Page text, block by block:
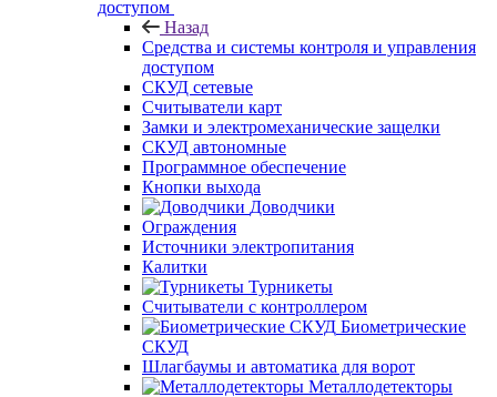
доступом
Назад
Средства и системы контроля и управления
доступом
СКУД сетевые
Считыватели карт
Замки и электромеханические защелки
СКУД автономные
Программное обеспечение
Кнопки выхода
Доводчики
Ограждения
Источники электропитания
Калитки
Турникеты
Считыватели с контроллером
Биометрические
СКУД
Шлагбаумы и автоматика для ворот
Металлодетекторы